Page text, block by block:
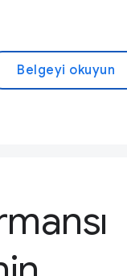
Belgeyi okuyun